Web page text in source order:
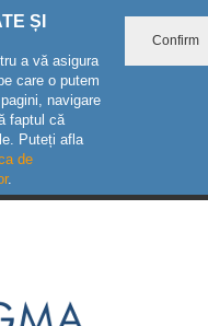
ȘI
a vă asigura
care o putem
navigare
faptul că
Puteți afla
de
.
Confirm